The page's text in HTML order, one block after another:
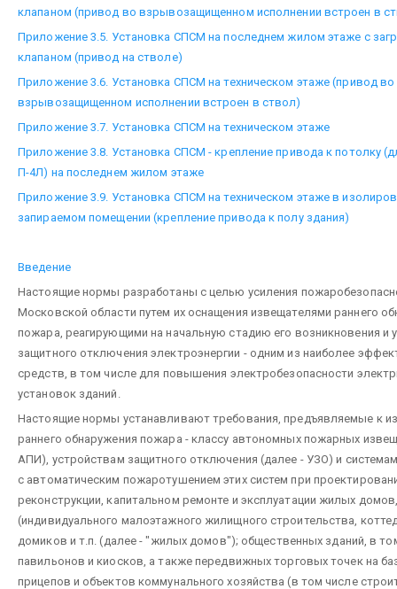
клапаном (привод во взрывозащищенном исполнении встроен в
Приложение 3.5. Установка СПСМ на последнем жилом этаже с
клапаном (привод на стволе)
Приложение 3.6. Установка СПСМ на техническом этаже (привод во
взрывозащищенном исполнении встроен в ствол)
Приложение 3.7. Установка СПСМ на техническом этаже
Приложение 3.8. Установка СПСМ - крепление привода к потолку
П-4Л) на последнем жилом этаже
Приложение 3.9. Установка СПСМ на техническом этаже в
запираемом помещении (крепление привода к полу здания)
Введение
Настоящие нормы разработаны с целью усиления
Московской области путем их оснащения извещателями раннего
пожара, реагирующими на начальную стадию его возникновения и
защитного отключения электроэнергии - одним из наиболее
средств, в том числе для повышения электробезопасности
установок зданий.
Настоящие нормы устанавливают требования, предъявляемые к
раннего обнаружения пожара - классу автономных пожарных
АПИ), устройствам защитного отключения (далее - УЗО) и
с автоматическим пожаротушением этих систем при
реконструкции, капитальном ремонте и эксплуатации жилых
(индивидуального малоэтажного жилищного строительства,
домиков и т.п. (далее - "жилых домов"); общественных зданий, в
павильонов и киосков, а также передвижных торговых точек на
прицепов и объектов коммунального хозяйства (в том числе